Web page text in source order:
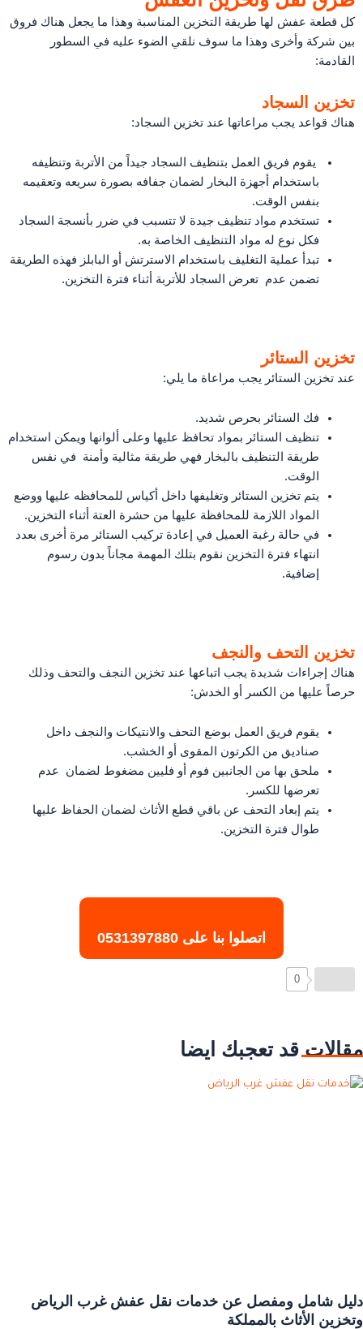
كل قطعة عفش لها طريقة التخزين المناسبة وهذا ما يجعل هناك فروق
بين شركة وأخرى وهذا ما سوف نلقي الضوء عليه في السطور
القادمة:
تخزين السجاد
هناك قواعد يجب مراعاتها عند تخزين السجاد:
يقوم فريق العمل بتنظيف السجاد جيداً من الأتربة وتنظيفه
باستخدام أجهزة البخار لضمان جفافه بصورة سريعه وتعقيمه
بنفس الوقت.
تستخدم مواد تنظيف جيدة لا تتسبب في ضرر بأنسجة السجاد
فكل نوع له مواد التنظيف الخاصة به.
تبدأ عملية التغليف باستخدام الاسترتش أو البابلز فهذه الطريقة
تضمن عدم تعرض السجاد للأتربة أثناء فترة التخزين.
تخزين الستائر
عند تخزين الستائر يجب مراعاة ما يلي:
فك الستائر بحرص شديد.
تنظيف الستائر بمواد تحافظ عليها وعلى ألوانها ويمكن استخدام
طريقة التنظيف بالبخار فهي طريقة مثالية وأمنة في نفس
الوقت.
يتم تخزين الستائر وتغليفها داخل أكياس للمحافظه عليها ووضع
المواد اللازمة للمحافظة عليها من حشرة العتة أثناء التخزين.
في حالة رغبة العميل في إعادة تركيب الستائر مرة أخرى بعدد
انتهاء فترة التخزين نقوم بتلك المهمة مجاناً بدون رسوم
إضافية.
تخزين التحف والنجف
هناك إجراءات شديدة يجب اتباعها عند تخزين النجف والتحف وذلك
حرصاً عليها من الكسر أو الخدش:
يقوم فريق العمل بوضع التحف والانتيكات والنجف داخل
صناديق من الكرتون المقوى أو الخشب.
ملحق بها من الجانبين فوم أو فليين مضغوط لضمان عدم
تعرضها للكسر.
يتم إبعاد التحف عن باقي قطع الأثاث لضمان الحفاظ عليها
طوال فترة التخزين.
اتصلوا بنا على 0531397880
0
مقالات قد تعجبك ايضا
دليل شامل ومفصل عن خدمات نقل عفش غرب الرياض
وتخزين الأثاث بالمملكة